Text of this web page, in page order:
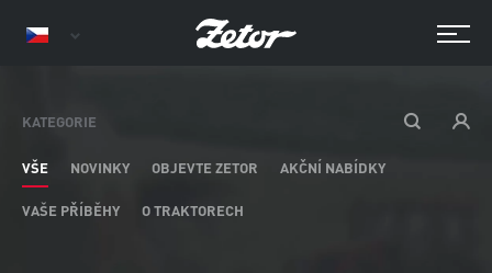
KATEGORIE
VŠE NOVINKY OBJEVTE ZETOR AKČNÍ NABÍDKY
VAŠE PŘÍBĚHY O TRAKTORECH